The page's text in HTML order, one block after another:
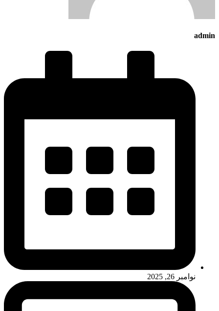
admin
نوامبر 26, 2025